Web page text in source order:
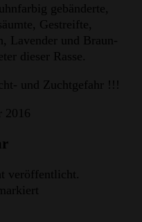
gebänderte,
Gestreifte,
Lavender und Braun-
dieser Rasse.
und Zuchtgefahr !!!
2016
veröffentlicht.